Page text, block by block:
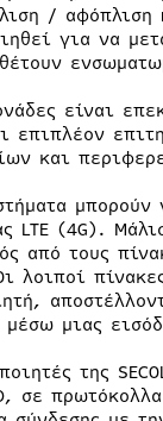
/ αφόπλιση
για να
είναι
επιπλέον
και
LTE (4G).
από τους
λοιποί
μιας
της
σε